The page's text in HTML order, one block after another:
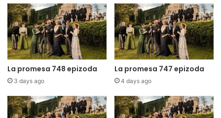
La promesa 748 epizoda
3 days ago
La promesa 747 epizoda
4 days ago